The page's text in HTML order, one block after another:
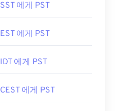
SST 에게 PST
EST 에게 PST
IDT 에게 PST
CEST 에게 PST